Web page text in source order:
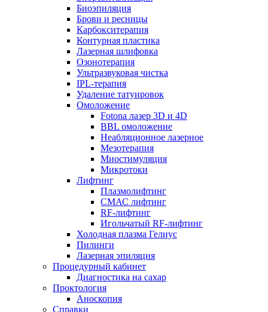
Биоэпиляция
Брови и ресницы
Карбокситерапия
Контурная пластика
Лазерная шлифовка
Озонотерапия
Ультразвуковая чистка
IPL-терапия
Удаление татуировок
Омоложение
Fotona лазер 3D и 4D
BBL омоложение
Неабляционное лазерное
Мезотерапия
Миостимуляция
Микротоки
Лифтинг
Плазмолифтинг
СМАС лифтинг
RF-лифтинг
Игольчатый RF-лифтинг
Холодная плазма Гелиус
Пилинги
Лазерная эпиляция
Процедурный кабинет
Диагностика на сахар
Проктология
Аноскопия
Справки